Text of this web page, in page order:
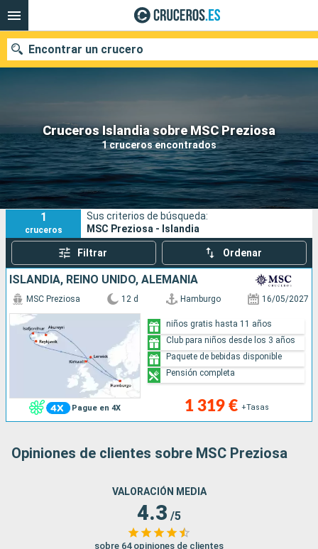
Cruceros Islandia sobre MSC Preziosa
1 cruceros encontrados
Encontrar un crucero
Nuestros destinos
Fecha de salida
Puertos Compañías
Buscar
1
cruceros
Sus criterios de búsqueda:
MSC Preziosa - Islandia
Filtrar Ordenar
ISLANDIA, REINO UNIDO, ALEMANIA
Pague en 4X
MSC Preziosa 12 d Hamburgo 16/05/2027
1 319 € +Tasas
niños gratis hasta 11 años
Club para niños desde los 3 años
Paquete de bebidas disponible
Pensión completa
Opiniones de clientes sobre MSC Preziosa
VALORACIÓN MEDIA
4.3 /5
sobre 64 opiniones de clientes